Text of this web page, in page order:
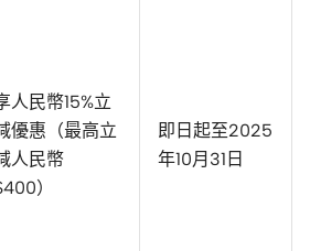
人民幣15%立
優惠（最高立
人民幣
）
即日起至2025
年10月31日